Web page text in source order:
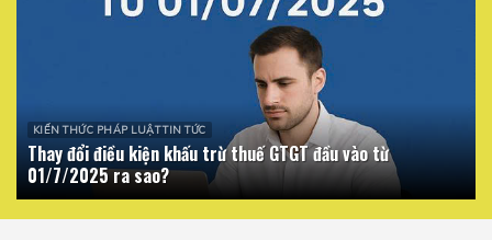
KIẾN THỨC PHÁP LUẬT TIN TỨC
Thay đổi điều kiện khấu trừ thuế GTGT đầu vào từ
01/7/2025 ra sao?